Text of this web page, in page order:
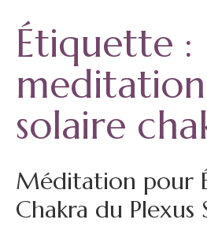
Étiquette :
solaire
Méditation pour
Chakra du Plexus